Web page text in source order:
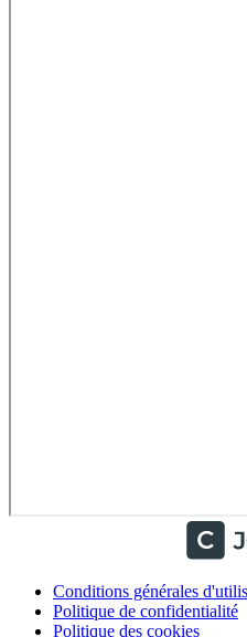
Conditions générales
Politique de confidentialité
Politique des cookies